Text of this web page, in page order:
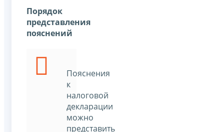
Порядок
представления
пояснений
Пояснения
к
налоговой
декларации
можно
представить